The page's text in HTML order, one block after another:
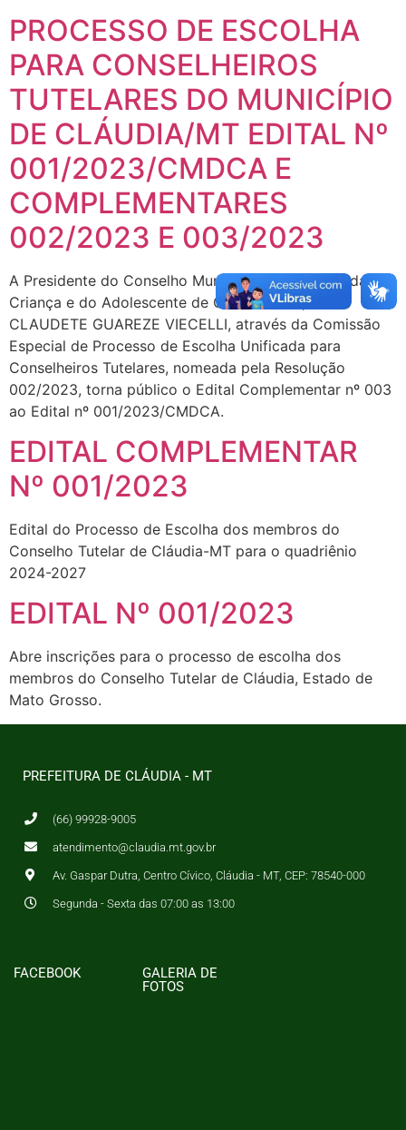
PROCESSO DE ESCOLHA
PARA CONSELHEIROS
TUTELARES DO MUNICÍPIO
DE CLÁUDIA/MT EDITAL Nº
001/2023/CMDCA E
COMPLEMENTARES
002/2023 E 003/2023
A Presidente do Conselho Municipal dos Direitos da
Criança e do Adolescente de Cláudia – MT, Sr.ª
CLAUDETE GUAREZE VIECELLI, através da Comissão
Especial de Processo de Escolha Unificada para
Conselheiros Tutelares, nomeada pela Resolução
002/2023, torna público o Edital Complementar nº 003
ao Edital nº 001/2023/CMDCA.
EDITAL COMPLEMENTAR
Nº 001/2023
Edital do Processo de Escolha dos membros do
Conselho Tutelar de Cláudia-MT para o quadriênio
2024-2027
EDITAL Nº 001/2023
Abre inscrições para o processo de escolha dos
membros do Conselho Tutelar de Cláudia, Estado de
Mato Grosso.
PREFEITURA DE CLÁUDIA - MT
(66) 99928-9005
atendimento@claudia.mt.gov.br
Av. Gaspar Dutra, Centro Cívico, Cláudia - MT, CEP: 78540-000
Segunda - Sexta das 07:00 as 13:00
FACEBOOK
GALERIA DE
FOTOS